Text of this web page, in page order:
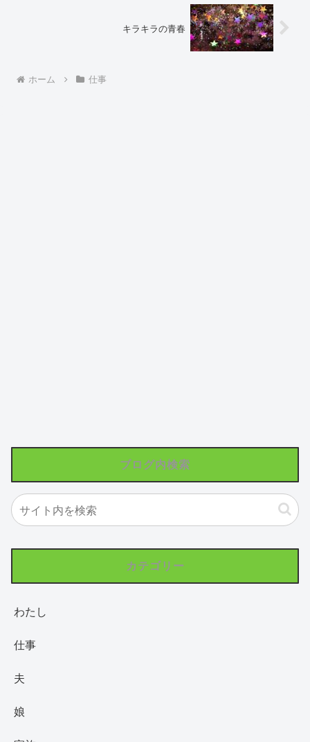
キラキラの青春
ホーム 仕事
ブログ内検索
カテゴリー
わたし
仕事
夫
娘